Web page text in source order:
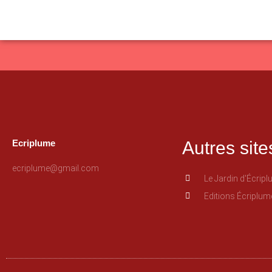
Ecriplume
ecriplume@gmail.com
Autres
Le Jardin
Editions